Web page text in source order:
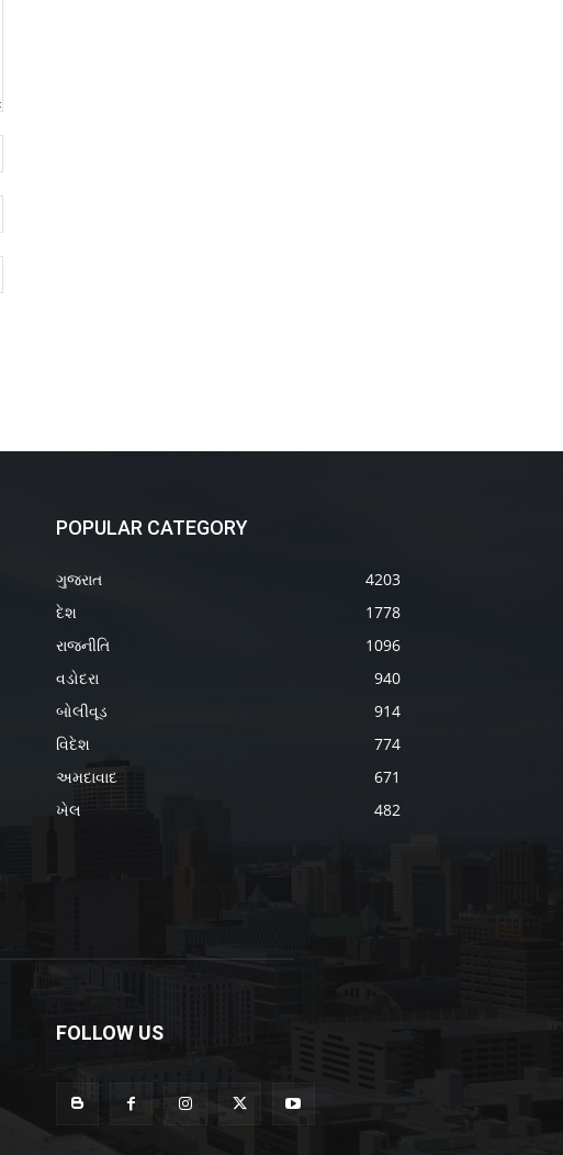
POPULAR CATEGORY
ગુજરાત
4203
દેશ
1778
રાજનીતિ
1096
વડોદરા
940
બોલીવૂડ
914
વિદેશ
774
અમદાવાદ
671
ખેલ
482
FOLLOW US